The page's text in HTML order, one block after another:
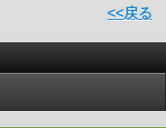
<<戻る